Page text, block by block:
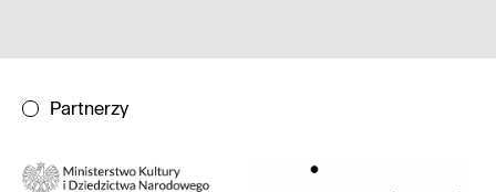
Partnerzy